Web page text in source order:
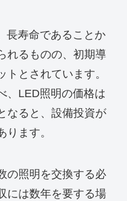
長寿命であることか
れるものの、初期導
とされています。
、LED照明の価格は
なると、設備投資が
ます。
の照明を交換する必
には数年を要する場